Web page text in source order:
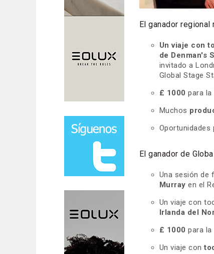
El ganador regional
Un viaje con
de Denman's
invitado a
Global Stage
£ 1000para la
Muchos
Oportunidades
El ganador de
Una sesión de
Murray en el
Un viaje con
Irlanda del
£ 1000 para la
Un viaje con